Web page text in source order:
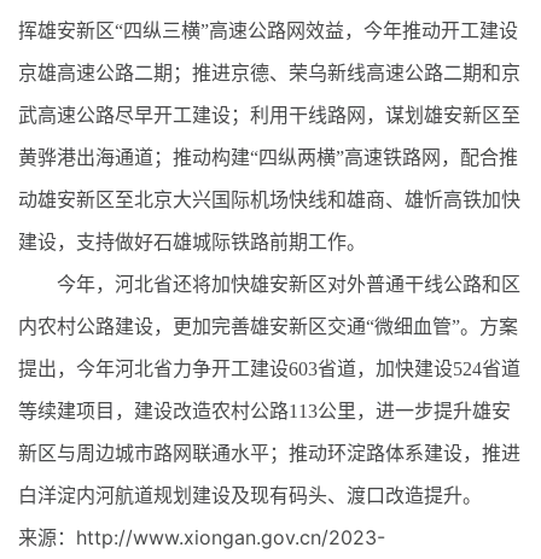
挥雄安新区“四纵三横”高速公路网效益，今年推动开工建设
京雄高速公路二期；推进京德、荣乌新线高速公路二期和京
武高速公路尽早开工建设；利用干线路网，谋划雄安新区至
黄骅港出海通道；推动构建“四纵两横”高速铁路网，配合推
动雄安新区至北京大兴国际机场快线和雄商、雄忻高铁加快
建设，支持做好石雄城际铁路前期工作。
今年，河北省还将加快雄安新区对外普通干线公路和区
内农村公路建设，更加完善雄安新区交通“微细血管”。方案
提出，今年河北省力争开工建设603省道，加快建设524省道
等续建项目，建设改造农村公路113公里，进一步提升雄安
新区与周边城市路网联通水平；推动环淀路体系建设，推进
白洋淀内河航道规划建设及现有码头、渡口改造提升。
来源：http://www.xiongan.gov.cn/2023-